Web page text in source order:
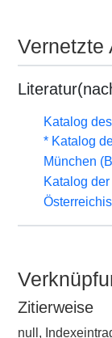
Vernetzte
Katalog
* Katalog
München
Katalog
Zitierweise
null,